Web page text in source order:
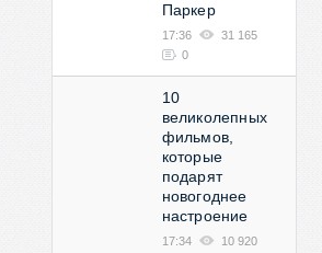
Паркер
17:36
31 165
0
10
великолепных
фильмов,
которые
подарят
новогоднее
настроение
17:34
10 920